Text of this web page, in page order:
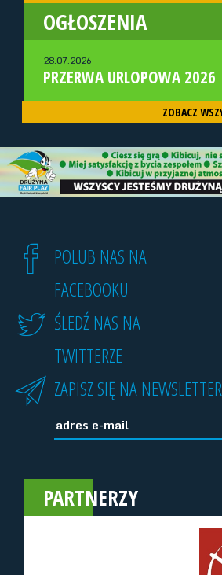
OGŁOSZENIA
28.07.2026
PRZERWA URLOPOWA 2026
ZOBACZ
POLUB NAS NA
FACEBOOKU
ŚLEDŹ NAS NA
TWITTERZE
ZAPISZ SIĘ NA NEWSLETTER
PARTNERZY